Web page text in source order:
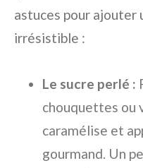
astuces pour ajouter
irrésistible :
Le sucre perlé :
chouquettes ou
caramélise et
gourmand. Un